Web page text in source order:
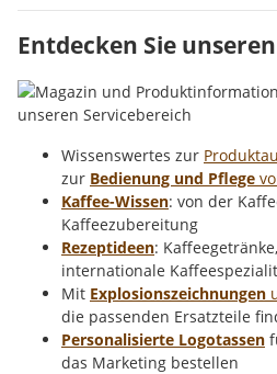
Entdecken Sie
Wissenswertes zur
zur Bedienung und Pflege
Kaffee-Wissen: von der
Kaffeezubereitung
Rezeptideen:
internationale
Mit Explosionszeichnungen
die passenden Ersatzteile
Personalisierte Logotassen
das Marketing bestellen